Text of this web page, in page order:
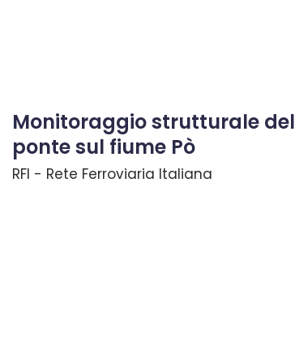
Monitoraggio strutturale del
ponte sul fiume Pò
RFI - Rete Ferroviaria Italiana